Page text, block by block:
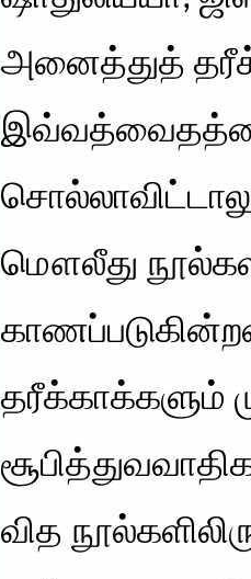
அனைத்துத்
மௌலீது
தரீக்காக்களும்
வித